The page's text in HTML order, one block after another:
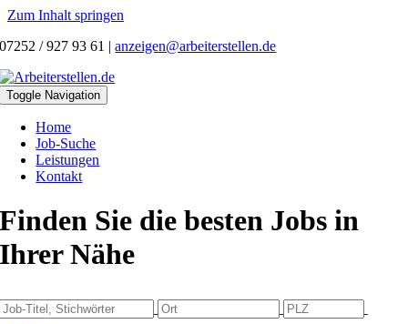
Zum Inhalt springen
07252 / 927 93 61 |anzeigen@arbeiterstellen.de
Toggle Navigation
Home
Job-Suche
Leistungen
Kontakt
Finden Sie die besten Jobs in
Ihrer Nähe